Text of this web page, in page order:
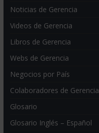
Noticias de Gerencia
Videos de Gerencia
Libros de Gerencia
Webs de Gerencia
Negocios por País
Colaboradores de Gerencia
Glosario
Glosario Inglés – Español